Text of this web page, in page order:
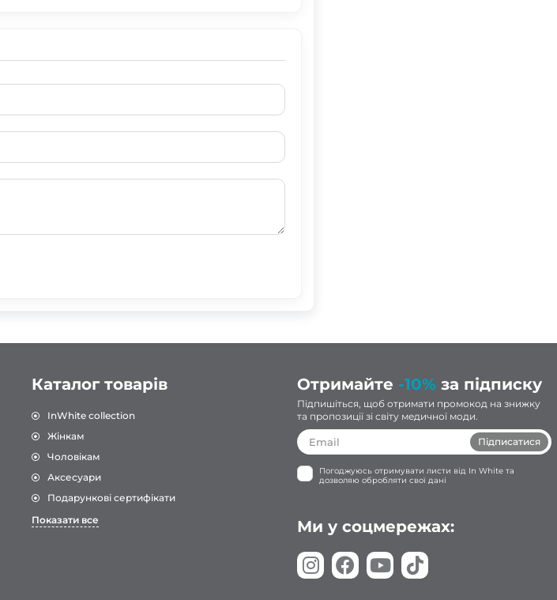
Каталог товарів
InWhite collection
Жінкам
Чоловікам
Аксесуари
Подарункові сертифікати
Показати все
Отримайте -10% за підписку
Підпишіться, щоб отримати промокод на знижку
та пропозиції зі світу медичної моди.
Підписатися
Погоджуюсь отримувати листи від In White та
дозволяю обробляти свої дані
Ми у соцмережах: